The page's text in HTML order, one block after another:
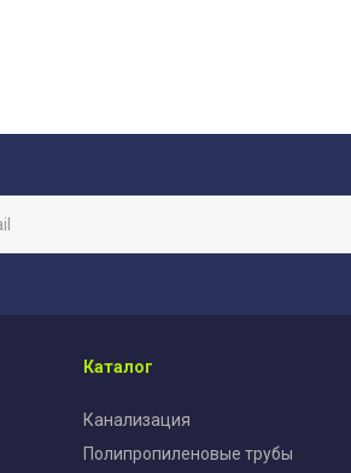
Каталог
Канализация
Полипропиленовые трубы